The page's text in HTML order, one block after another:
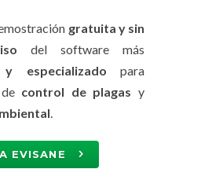
gratuita y sin
del software más
especializado para
control de plagas y
.
EVISANE